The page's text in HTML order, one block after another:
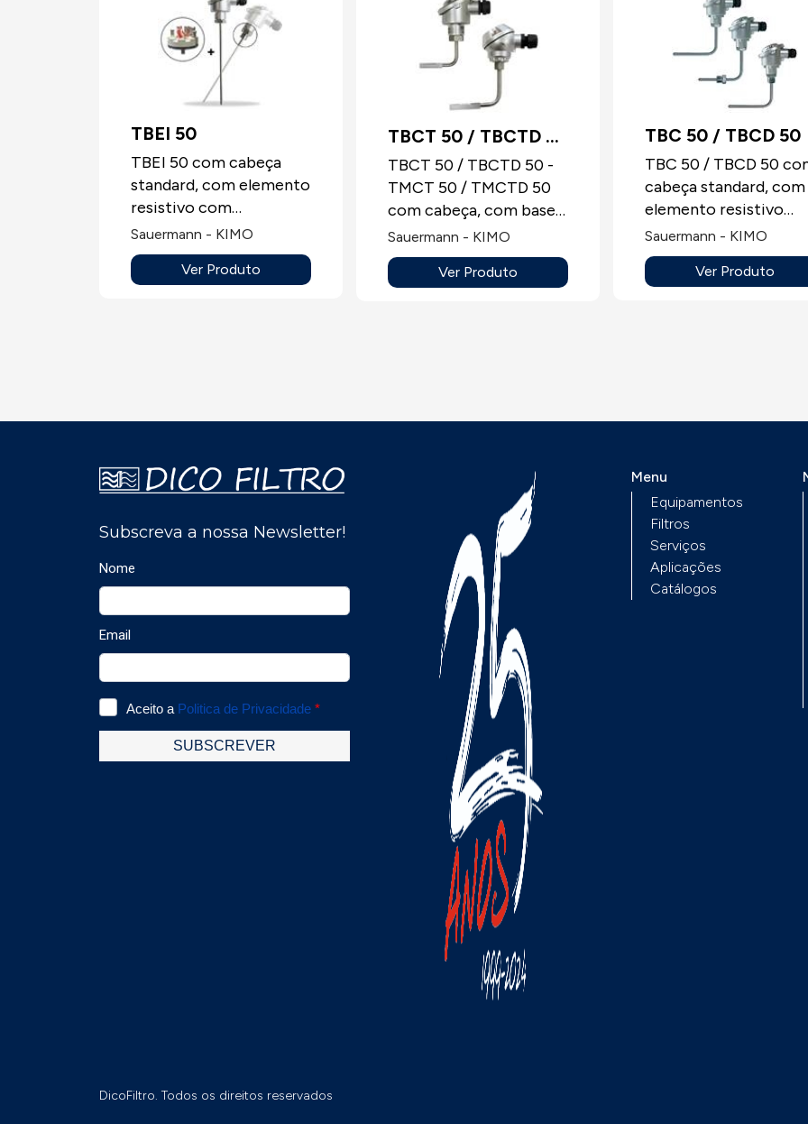
TBEI 50
TBEI 50 com cabeça
standard, com elemento
resistivo com
montagem
intercambiável.Sonda
de temperatura com
Sauermann - KIMO
Ver Produto
TBCT 50 / TBCTD 50
- TMCT 50 / TMCTD
50
TBCT 50 / TBCTD 50 -
TMCT 50 / TMCTD 50
com cabeça, com base
para tubos. Sonda de
temperatura com
elemento sensível
Sauermann - KIMO
Ver Produto
TBC 50 / TBCD 50
TBC 50 / TBCD 50
cabeça standard, com
elemento resistivo
dobrado com ou sem
raccord.Sonda de
temperatura com
Sauermann - KIMO
Ver Produto
Menu
Equipamentos
Filtros
Serviços
Aplicações
Catálogos
DicoFiltro. Todos os direitos reservados